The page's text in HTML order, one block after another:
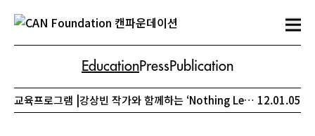
EducationPressPublication
교육프로그램 |강상빈 작가와 함께하는 ‘Nothing Left'(하계동 주민센터 행복나눔터) 12.01.05